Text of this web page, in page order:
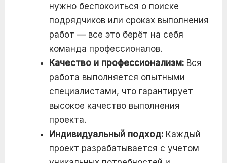
нужно беспокоиться о поиске
подрядчиков или сроках выполнения
работ — все это берёт на себя
команда профессионалов.
Качество и профессионализм: Вся
работа выполняется опытными
специалистами, что гарантирует
высокое качество выполнения
проекта.
Индивидуальный подход: Каждый
проект разрабатывается с учетом